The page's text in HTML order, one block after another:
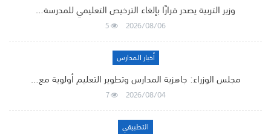
وزير التربية يصدر قرارًا بإلغاء الترخيص التعليمي للمدرسة…
2026/08/06
5
أخبار المدارس
مجلس الوزراء: جاهزية المدارس وتطوير التعليم أولوية مع…
2026/08/04
7
التطبيقي